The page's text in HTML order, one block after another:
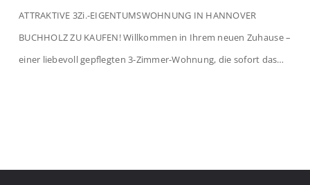
ATTRAKTIVE 3Zi.-EIGENTUMSWOHNUNG IN HANNOVER
BUCHHOLZ ZU KAUFEN! Willkommen in Ihrem neuen Zuhause –
einer liebevoll gepflegten 3-Zimmer-Wohnung, die sofort das